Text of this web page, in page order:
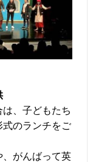
、子どもたち
式のランチをご
がんばって英